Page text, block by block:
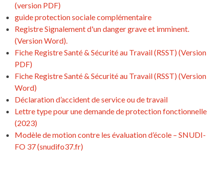
(version PDF)
guide protection sociale complémentaire
Registre Signalement d'un danger grave et imminent.
(Version Word).
Fiche Registre Santé & Sécurité au Travail (RSST) (Version
PDF)
Fiche Registre Santé & Sécurité au Travail (RSST) (Version
Word)
Déclaration d’accident de service ou de travail
Lettre type pour une demande de protection fonctionnelle
(2023)
Modèle de motion contre les évaluation d’école – SNUDI-
FO 37 (snudifo37.fr)